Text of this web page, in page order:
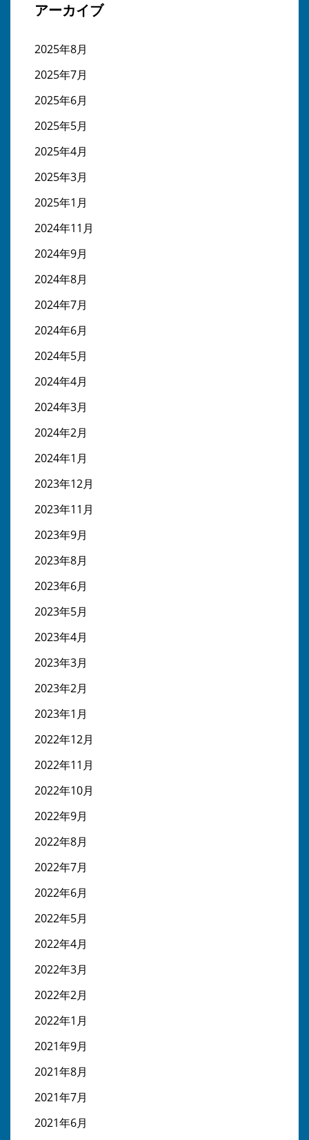
アーカイブ
2025年8月
2025年7月
2025年6月
2025年5月
2025年4月
2025年3月
2025年1月
2024年11月
2024年9月
2024年8月
2024年7月
2024年6月
2024年5月
2024年4月
2024年3月
2024年2月
2024年1月
2023年12月
2023年11月
2023年9月
2023年8月
2023年6月
2023年5月
2023年4月
2023年3月
2023年2月
2023年1月
2022年12月
2022年11月
2022年10月
2022年9月
2022年8月
2022年7月
2022年6月
2022年5月
2022年4月
2022年3月
2022年2月
2022年1月
2021年9月
2021年8月
2021年7月
2021年6月